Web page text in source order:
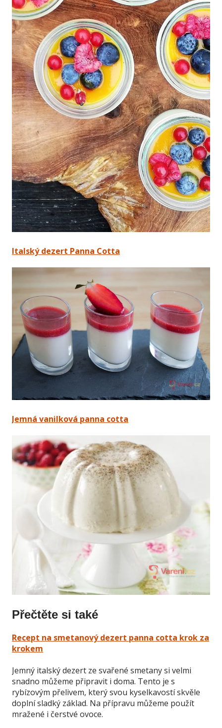
Italský dezert Panna Cotta
Jemná vanilková panna cotta
Přečtěte si také
Recept na smetanový dezert panna cotta krok za
krokem
Jemný italský dezert ze svařené smetany si velmi
snadno můžeme připravit i doma. Tento je s
rybízovým přelivem, který svou kyselkavostí skvěle
doplní sladký základ. Na přípravu můžeme použít
mražené i čerstvé ovoce.